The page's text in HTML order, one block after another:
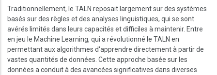
Traditionnellement, le TALN reposait largement sur des systèmes
basés sur des règles et des analyses linguistiques, qui se sont
avérés limités dans leurs capacités et difficiles à maintenir. Entre
en jeu le Machine Learning, qui a révolutionné le TALN en
permettant aux algorithmes d'apprendre directement à partir de
vastes quantités de données. Cette approche basée sur les
données a conduit à des avancées significatives dans diverses